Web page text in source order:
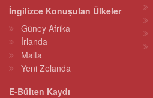
İngilizce Konuşulan Ülkeler
Güney Afrika
İrlanda
Malta
Yeni Zelanda
E-Bülten Kaydı